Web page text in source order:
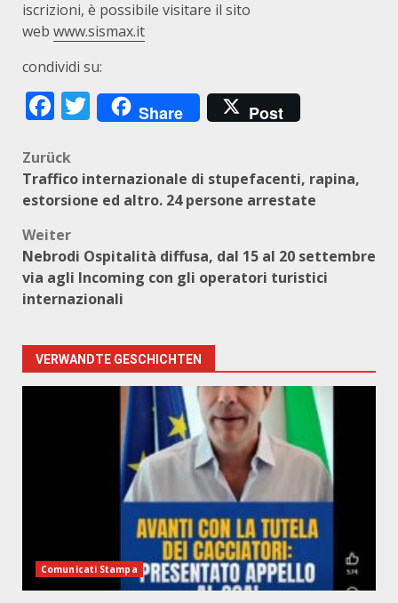
iscrizioni, è possibile visitare il sito
web www.sismax.it
condividi su:
Facebook
Twitter
Share Post
Beitragsnavigation
Zurück
Traffico internazionale di stupefacenti, rapina,
estorsione ed altro. 24 persone arrestate
Weiter
Nebrodi Ospitalità diffusa, dal 15 al 20 settembre
via agli Incoming con gli operatori turistici
internazionali
VERWANDTE GESCHICHTEN
Comunicati Stampa